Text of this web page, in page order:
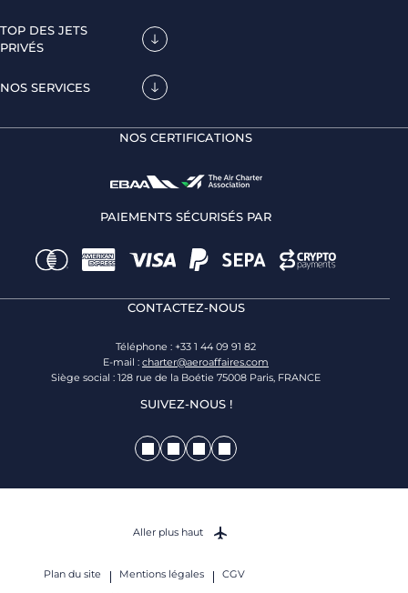
TOP DES JETS
PRIVÉS
NOS SERVICES
NOS CERTIFICATIONS
PAIEMENTS SÉCURISÉS PAR
CONTACTEZ-NOUS
Téléphone : +33 1 44 09 91 82
E-mail : charter@aeroaffaires.com
Siège social : 128 rue de la Boétie 75008 Paris, FRANCE
SUIVEZ-NOUS !
Plan du site Mentions légales
CGV
Aller plus haut